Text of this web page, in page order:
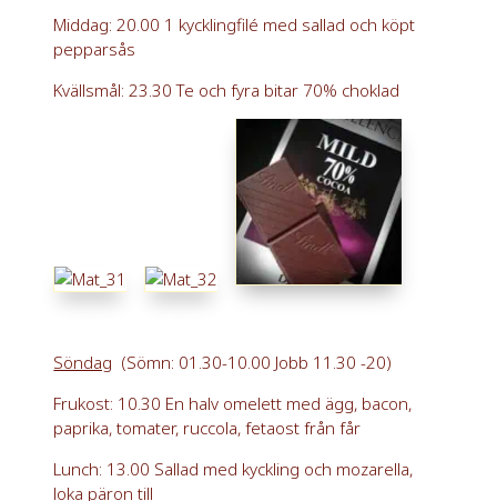
Middag: 20.00 1 kycklingfilé med sallad och köpt
pepparsås
Kvällsmål: 23.30 Te och fyra bitar 70% choklad
Söndag (Sömn: 01.30-10.00 Jobb 11.30 -20)
Frukost: 10.30 En halv omelett med ägg, bacon,
paprika, tomater, ruccola, fetaost från får
Lunch: 13.00 Sallad med kyckling och mozarella,
loka päron till